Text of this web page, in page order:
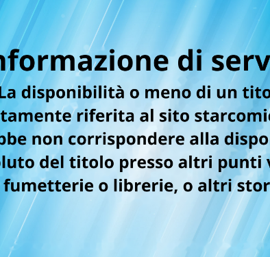
ADVENTURE
PRIMA GRANDE OPERA DEL
E EDENS ZERO!
che governa una parte di questo mondo si è
è Haru, ritrovatosi suo malgrado a
un viaggio assieme al suo nuovo amico per
Ti basta scegliere uno degli store in cui